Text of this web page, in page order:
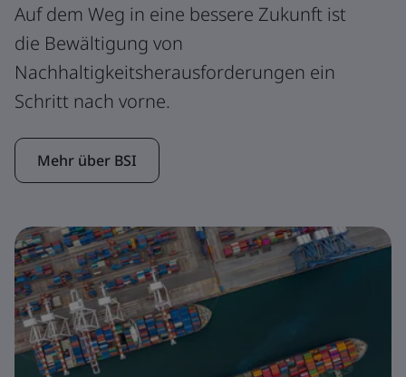
Auf dem Weg in eine bessere Zukunft ist
die Bewältigung von
Nachhaltigkeitsherausforderungen ein
Schritt nach vorne.
Mehr über BSI